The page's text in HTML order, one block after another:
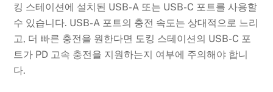
킹 스테이션에 설치된 USB-A 또는 USB-C 포트를 사용할
수 있습니다. USB-A 포트의 충전 속도는 상대적으로 느리
고, 더 빠른 충전을 원한다면 도킹 스테이션의 USB-C 포
트가 PD 고속 충전을 지원하는지 여부에 주의해야 합니
다.